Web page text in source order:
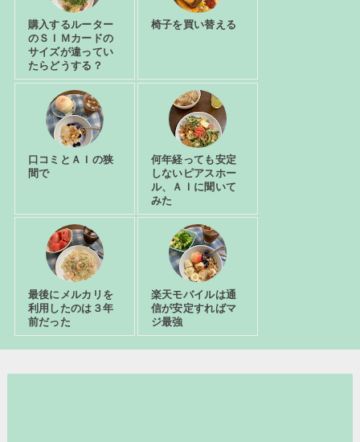
購入するルーター
のＳＩＭカードの
サイズが違ってい
たらどうする？
椅子を買い替える
口コミとＡＩの狭
間で
何年経っても安定
しないピアスホー
ル、ＡＩに聞いて
みた
最後にメルカリを
利用したのは３年
前だった
楽天モバイルは通
信が安定すればマ
ジ最強